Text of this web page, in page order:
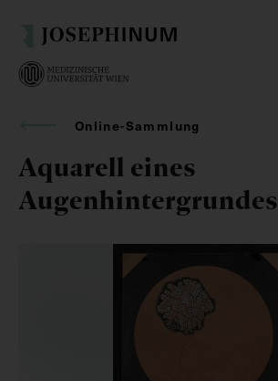
Online-Sammlung
Aquarell eines
Augenhintergrundes